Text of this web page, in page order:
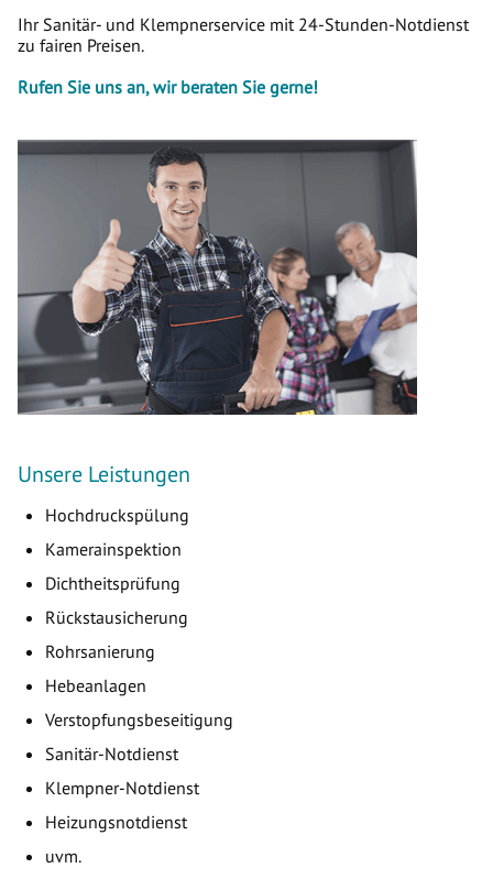
Ihr Sanitär- und Klempnerservice mit 24-Stunden-Notdienst
zu fairen Preisen.
Rufen Sie uns an, wir beraten Sie gerne!
Unsere Leistungen
Hochdruckspülung
Kamerainspektion
Dichtheitsprüfung
Rückstausicherung
Rohrsanierung
Hebeanlagen
Verstopfungsbeseitigung
Sanitär-Notdienst
Klempner-Notdienst
Heizungsnotdienst
uvm.